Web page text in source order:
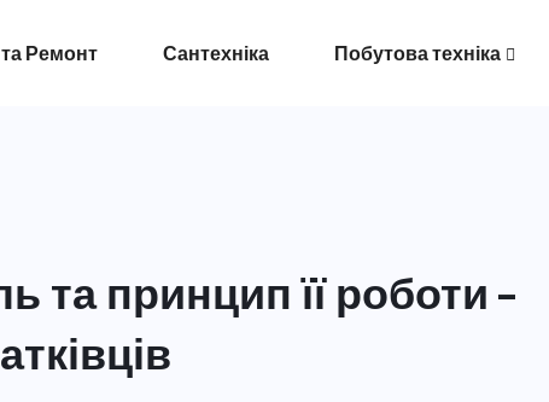
Ремонт Сантехніка Побутова техніка
та принцип її роботи –